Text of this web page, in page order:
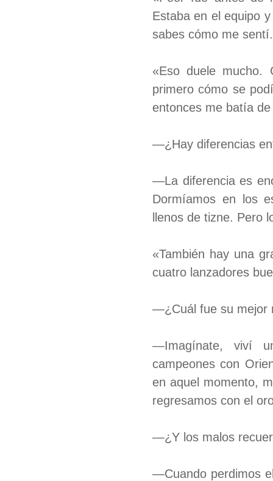
Estaba en el equipo
sabes cómo me sentí.
«Eso duele mucho.
primero cómo se
entonces me batía
—¿Hay diferencias
—La diferencia es
Dormíamos en los
llenos de tizne. Pero
«También hay una
cuatro lanzadores
—¿Cuál fue su mejor
—Imagínate, viví
campeones con
en aquel momento,
regresamos con el
—¿Y los malos
—Cuando perdimos